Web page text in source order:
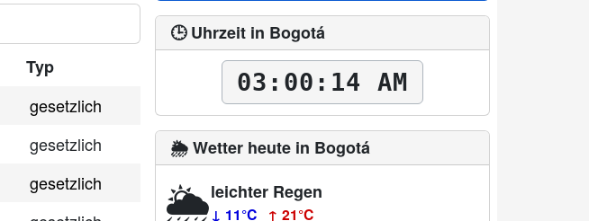
Typ
gesetzlich
gesetzlich
gesetzlich
🕒 Uhrzeit in Bogotá
03:00:15 AM
🌦️ Wetter heute in Bogotá
🌦️leichter Regen
↓ 11°C ↑ 21°C